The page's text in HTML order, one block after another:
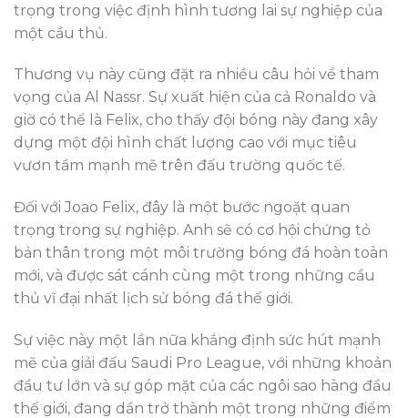
trọng trong việc định hình tương lai sự nghiệp của
một cầu thủ.
Thương vụ này cũng đặt ra nhiều câu hỏi về tham
vọng của Al Nassr. Sự xuất hiện của cả Ronaldo và
giờ có thể là Felix, cho thấy đội bóng này đang xây
dựng một đội hình chất lượng cao với mục tiêu
vươn tầm mạnh mẽ trên đấu trường quốc tế.
Đối với Joao Felix, đây là một bước ngoặt quan
trọng trong sự nghiệp. Anh sẽ có cơ hội chứng tỏ
bản thân trong một môi trường bóng đá hoàn toàn
mới, và được sát cánh cùng một trong những cầu
thủ vĩ đại nhất lịch sử bóng đá thế giới.
Sự việc này một lần nữa khẳng định sức hút mạnh
mẽ của giải đấu Saudi Pro League, với những khoản
đầu tư lớn và sự góp mặt của các ngôi sao hàng đầu
thế giới, đang dần trở thành một trong những điểm